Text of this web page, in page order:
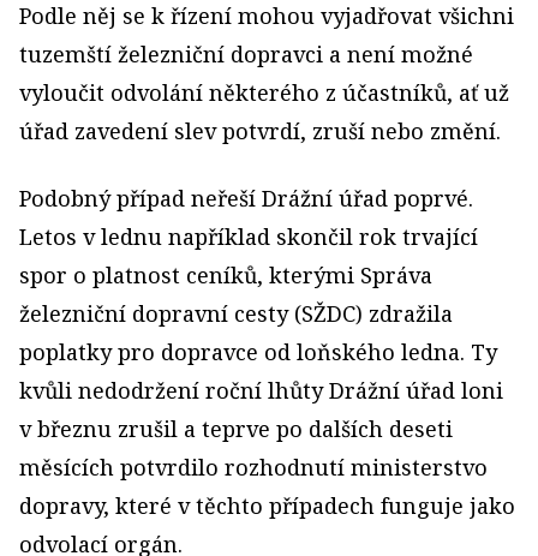
Podle něj se k řízení mohou vyjadřovat všichni
tuzemští železniční dopravci a není možné
vyloučit odvolání některého z účastníků, ať už
úřad zavedení slev potvrdí, zruší nebo změní.
Podobný případ neřeší Drážní úřad poprvé.
Letos v lednu například skončil rok trvající
spor o platnost ceníků, kterými Správa
železniční dopravní cesty (SŽDC) zdražila
poplatky pro dopravce od loňského ledna. Ty
kvůli nedodržení roční lhůty Drážní úřad loni
v březnu zrušil a teprve po dalších deseti
měsících potvrdilo rozhodnutí ministerstvo
dopravy, které v těchto případech funguje jako
odvolací orgán.